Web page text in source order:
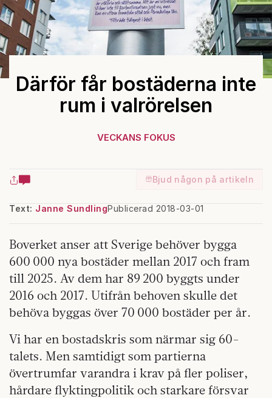
Därför får bostäderna inte
rum i valrörelsen
VECKANS FOKUS
Bjud någon på artikeln
Text: Janne SundlingPublicerad 2018-03-01
Boverket anser att Sverige behöver bygga
600 000 nya bostäder mellan 2017 och fram
till 2025. Av dem har 89 200 byggts under
2016 och 2017. Utifrån behoven skulle det
behöva byggas över 70 000 bostäder per år.
Vi har en bostadskris som närmar sig 60-
talets. Men samtidigt som partierna
övertrumfar varandra i krav på fler poliser,
hårdare flyktingpolitik och starkare försvar